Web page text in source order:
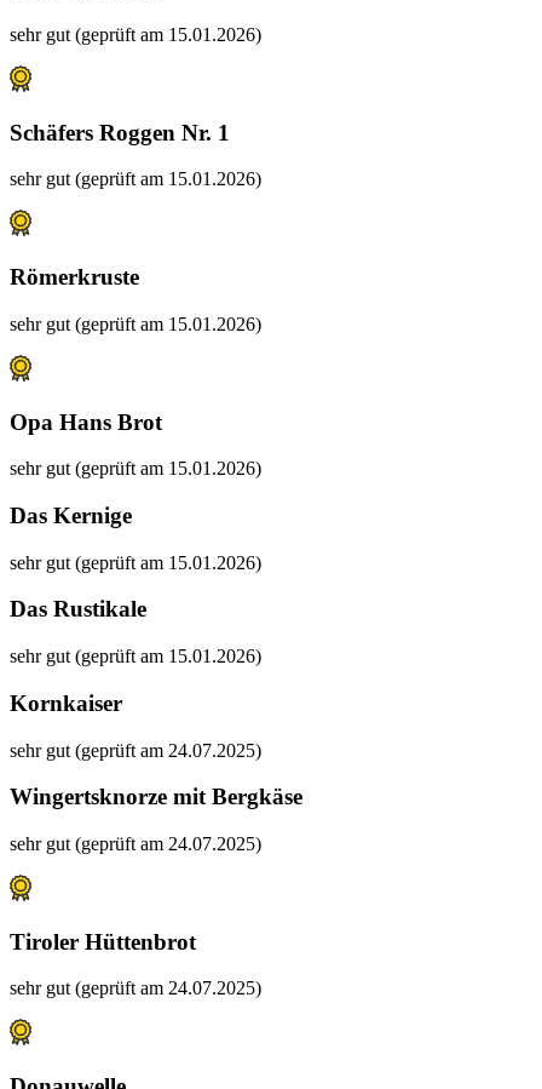
sehr gut (geprüft am 15.01.2026)
Schäfers Roggen Nr. 1
sehr gut (geprüft am 15.01.2026)
Römerkruste
sehr gut (geprüft am 15.01.2026)
Opa Hans Brot
sehr gut (geprüft am 15.01.2026)
Das Kernige
sehr gut (geprüft am 15.01.2026)
Das Rustikale
sehr gut (geprüft am 15.01.2026)
Kornkaiser
sehr gut (geprüft am 24.07.2025)
Wingertsknorze mit Bergkäse
sehr gut (geprüft am 24.07.2025)
Tiroler Hüttenbrot
sehr gut (geprüft am 24.07.2025)